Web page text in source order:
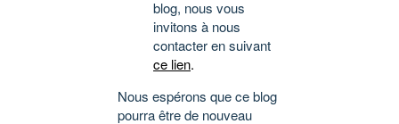
blog, nous vous
invitons à nous
contacter en suivant
ce lien.
Nous espérons que ce blog
pourra être de nouveau